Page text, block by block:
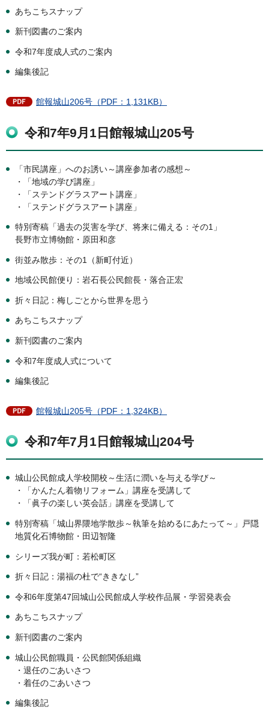
あちこちスナップ
新刊図書のご案内
令和7年度成人式のご案内
編集後記
館報城山206号（PDF：1,131KB）
令和7年9月1日館報城山205号
「市民講座」へのお誘い～講座参加者の感想～
・「地域の学び講座」
・「ステンドグラスアート講座」
・「ステンドグラスアート講座」
特別寄稿「過去の災害を学び、将来に備える：その1」
長野市立博物館・原田和彦
街並み散歩：その1（新町付近）
地域公民館便り：岩石長公民館長・落合正宏
折々日記：梅しごとから世界を思う
あちこちスナップ
新刊図書のご案内
令和7年度成人式について
編集後記
館報城山205号（PDF：1,324KB）
令和7年7月1日館報城山204号
城山公民館成人学校開校～生活に潤いを与える学び～
・「かんたん着物リフォーム」講座を受講して
・「眞子の楽しい英会話」講座を受講して
特別寄稿「城山界隈地学散歩～執筆を始めるにあたって～」戸隠
地質化石博物館・田辺智隆
シリーズ我が町：若松町区
折々日記：湯福の杜で“ききなし”
令和6年度第47回城山公民館成人学校作品展・学習発表会
あちこちスナップ
新刊図書のご案内
城山公民館職員・公民館関係組織
・退任のごあいさつ
・着任のごあいさつ
編集後記